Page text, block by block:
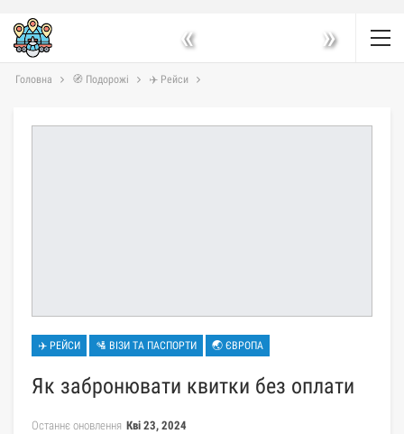
« »
Головна 🧭 Подорожі ✈️ Рейси
✈️ РЕЙСИ 🛂 ВІЗИ ТА ПАСПОРТИ 🌏 ЄВРОПА
Як забронювати квитки без оплати
Останнє оновлення Кві 23, 2024